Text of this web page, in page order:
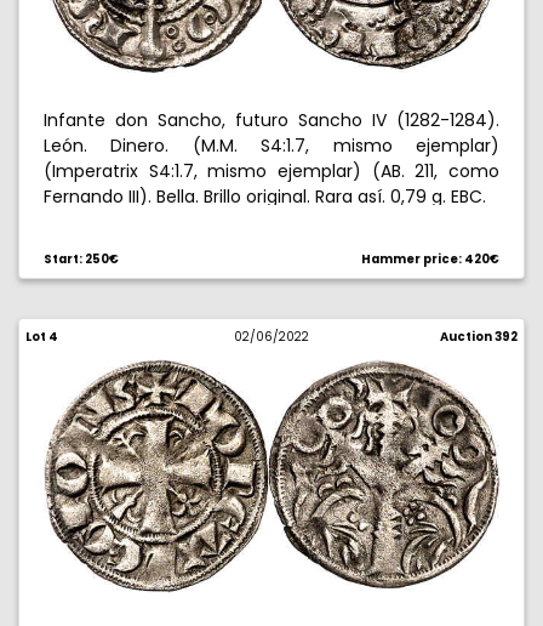
Infante don Sancho, futuro Sancho IV (1282-1284).
León. Dinero. (M.M. S4:1.7, mismo ejemplar)
(Imperatrix S4:1.7, mismo ejemplar) (AB. 211, como
Fernando III). Bella. Brillo original. Rara así. 0,79 g. EBC.
Start: 250€ Hammer price: 420€
Lot 4 02/06/2022 Auction 392